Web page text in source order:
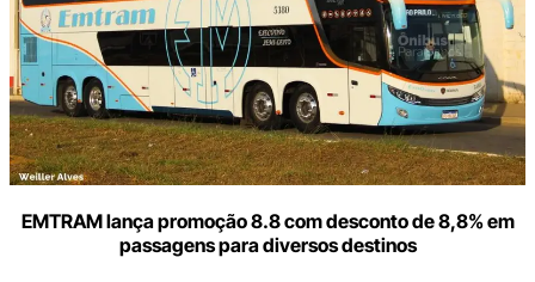
EMTRAM lança promoção 8.8 com desconto de 8,8% em
passagens para diversos destinos